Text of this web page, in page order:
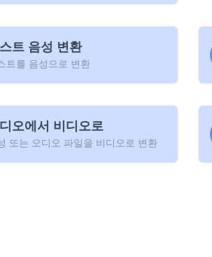
트 음성 변환
트를 음성으로 변환
오에서 비디오로
또는 오디오 파일을 비디오로 변환